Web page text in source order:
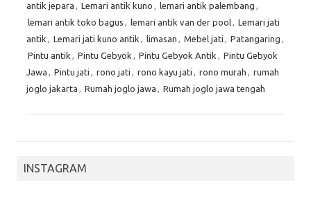
antik jepara , Lemari antik kuno , lemari antik palembang ,
lemari antik toko bagus , lemari antik van der pool, Lemari jati
antik , Lemari jati kuno antik , limasan , Mebel jati , Patangaring ,
Pintu antik , Pintu Gebyok , Pintu Gebyok Antik , Pintu Gebyok
Jawa , Pintu jati , rono jati , rono kayu jati , rono murah , rumah
joglo jakarta , Rumah joglo jawa , Rumah joglo jawa tengah
INSTAGRAM